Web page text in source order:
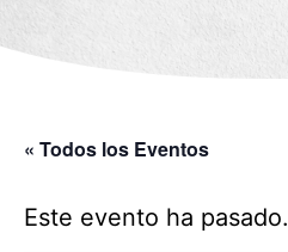
« Todos los Eventos
Este evento ha pasado.